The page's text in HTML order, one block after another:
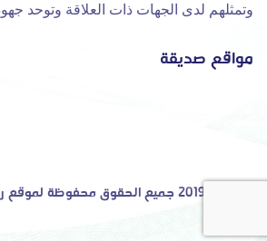
وتمثلهم لدى الجهات ذات العلاقة وتوحد
مواقع صديقة